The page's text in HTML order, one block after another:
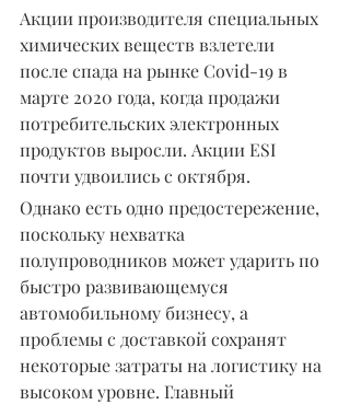
Акции производителя специальных
химических веществ взлетели
после спада на рынке Covid-19 в
марте 2020 года, когда продажи
потребительских электронных
продуктов выросли. Акции ESI
почти удвоились с октября.
Однако есть одно предостережение,
поскольку нехватка
полупроводников может ударить по
быстро развивающемуся
автомобильному бизнесу, а
проблемы с доставкой сохранят
некоторые затраты на логистику на
высоком уровне. Главный